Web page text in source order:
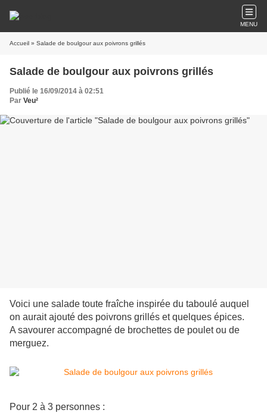
MENU
Accueil » Salade de boulgour aux poivrons grillés
Salade de boulgour aux poivrons grillés
Publié le 16/09/2014 à 02:51
Par Veu²
Voici une salade toute fraîche inspirée du taboulé auquel
on aurait ajouté des poivrons grillés et quelques épices.
A savourer accompagné de brochettes de poulet ou de
merguez.
Pour 2 à 3 personnes :